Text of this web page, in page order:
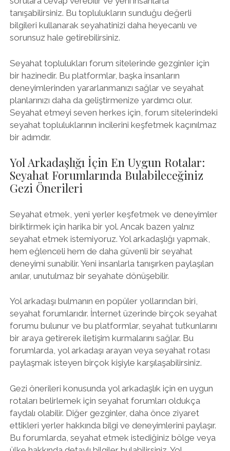
tanışabilirsiniz. Bu toplulukların sunduğu değerli
bilgileri kullanarak seyahatinizi daha heyecanlı ve
sorunsuz hale getirebilirsiniz.
Seyahat toplulukları forum sitelerinde gezginler için
bir hazinedir. Bu platformlar, başka insanların
deneyimlerinden yararlanmanızı sağlar ve seyahat
planlarınızı daha da geliştirmenize yardımcı olur.
Seyahat etmeyi seven herkes için, forum sitelerindeki
seyahat topluluklarının incilerini keşfetmek kaçınılmaz
bir adımdır.
Yol Arkadaşlığı İçin En Uygun Rotalar:
Seyahat Forumlarında Bulabileceğiniz
Gezi Önerileri
Seyahat etmek, yeni yerler keşfetmek ve deneyimler
biriktirmek için harika bir yol. Ancak bazen yalnız
seyahat etmek istemiyoruz. Yol arkadaşlığı yapmak,
hem eğlenceli hem de daha güvenli bir seyahat
deneyimi sunabilir. Yeni insanlarla tanışırken paylaşılan
anılar, unutulmaz bir seyahate dönüşebilir.
Yol arkadaşı bulmanın en popüler yollarından biri,
seyahat forumlarıdır. İnternet üzerinde birçok seyahat
forumu bulunur ve bu platformlar, seyahat tutkunlarını
bir araya getirerek iletişim kurmalarını sağlar. Bu
forumlarda, yol arkadaşı arayan veya seyahat rotası
paylaşmak isteyen birçok kişiyle karşılaşabilirsiniz.
Gezi önerileri konusunda yol arkadaşlık için en uygun
rotaları belirlemek için seyahat forumları oldukça
faydalı olabilir. Diğer gezginler, daha önce ziyaret
ettikleri yerler hakkında bilgi ve deneyimlerini paylaşır.
Bu forumlarda, seyahat etmek istediğiniz bölge veya